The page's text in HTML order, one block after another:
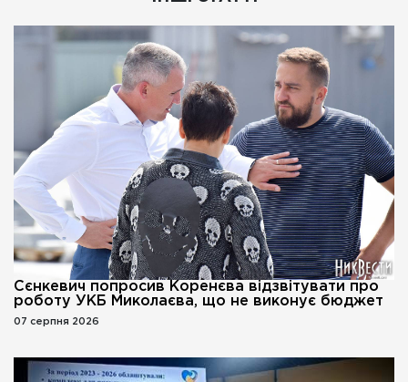
Сєнкевич попросив Коренєва відзвітувати про
роботу УКБ Миколаєва, що не виконує бюджет
07 серпня 2026